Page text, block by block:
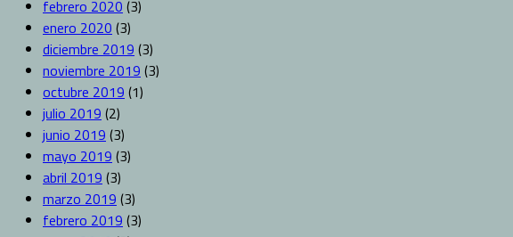
febrero 2020 (3)
enero 2020 (3)
diciembre 2019 (3)
noviembre 2019 (3)
octubre 2019 (1)
julio 2019 (2)
junio 2019 (3)
mayo 2019 (3)
abril 2019 (3)
marzo 2019 (3)
febrero 2019 (3)